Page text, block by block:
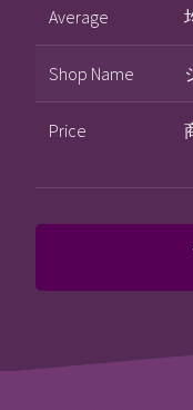
Average
Shop Name
Price